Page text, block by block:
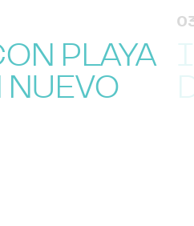
PLAYA